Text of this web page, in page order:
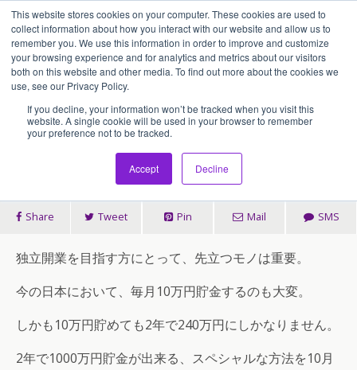
This website stores cookies on your computer. These cookies are used to
collect information about how you interact with our website and allow us to
remember you. We use this information in order to improve and customize
your browsing experience and for analytics and metrics about our visitors
both on this website and other media. To find out more about the cookies we
use, see our Privacy Policy.
If you decline, your information won’t be tracked when you visit this
website. A single cookie will be used in your browser to remember
your preference not to be tracked.
Accept Decline
アセンティア・ホールディングス(AssentiaHoldings)
2年で1000万円独立資金を貯金す
る方法
Share Tweet Pin Mail SMS
独立開業を目指す方にとって、先立つモノは重要。
今の日本において、毎月10万円貯金するのも大変。
しかも10万円貯めても2年で240万円にしかなりません。
2年で1000万円貯金が出来る、スペシャルな方法を10月